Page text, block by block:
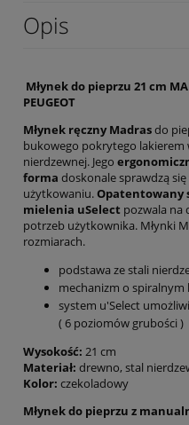
Opis
Młynek do pieprzu 21 cm
PEUGEOT
Młynek ręczny Madrasdo
bukowego pokrytego lakierem
nierdzewnej. Jego
forma doskonale sprawdzą
użytkowaniu.Opatentowany
mielenia uSelect pozwala na
potrzeb użytkownika. Młynki
rozmiarach.
podstawa ze stali
mechanizm o spiralnym
system u'Select
( 6 poziomów grubości )
Wysokość: 21 cm
Materiał: drewno, stal
Kolor: czekoladowy
Młynek do pieprzu z